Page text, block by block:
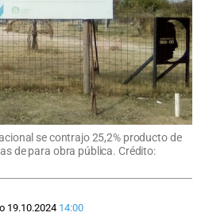
se contrajo 25,2% producto de
de para obra pública. Crédito:
19.10.2024 14:00